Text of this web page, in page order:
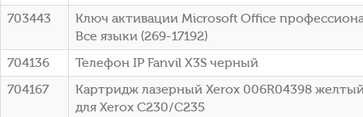
703443
Ключ активации Microsoft Office
Все языки (269-17192)
704136
Телефон IP Fanvil X3S черный
704167
Картридж лазерный Xerox 006R04398
для Xerox C230/С235